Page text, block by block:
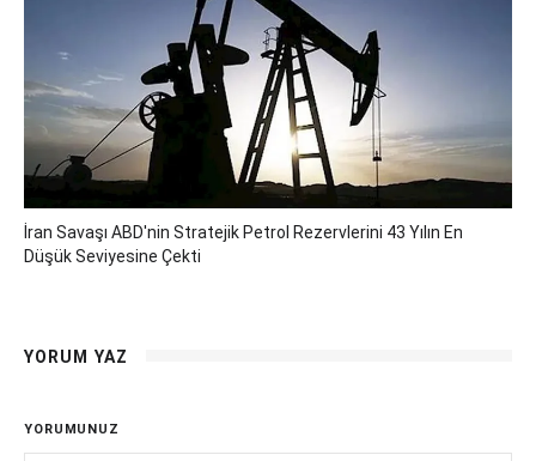
İran Savaşı ABD'nin Stratejik Petrol Rezervlerini 43 Yılın En
Düşük Seviyesine Çekti
YORUM YAZ
YORUMUNUZ